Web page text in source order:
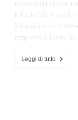
nuovi livelli
il livello 50, il
italiana invece è
raggiunto il livello
Leggi di tutto